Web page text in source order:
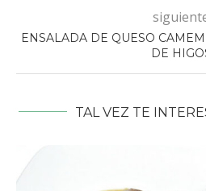
ENSALADA DE QUESO
DE
TAL VEZ TE